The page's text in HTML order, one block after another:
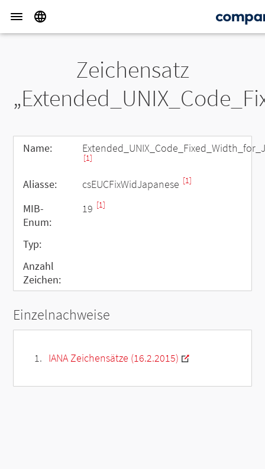
Zeichensatz
Name:
[1]
Aliasse: csEUCFixWidJapanese [1]
MIB-
Enum:
19 [1]
Typ:
Anzahl
Zeichen:
Einzelnachweise
IANA Zeichensätze (16.2.2015)